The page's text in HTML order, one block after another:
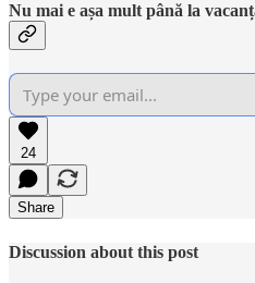
Nu mai e așa mult până la
24
Share
Discussion about this post